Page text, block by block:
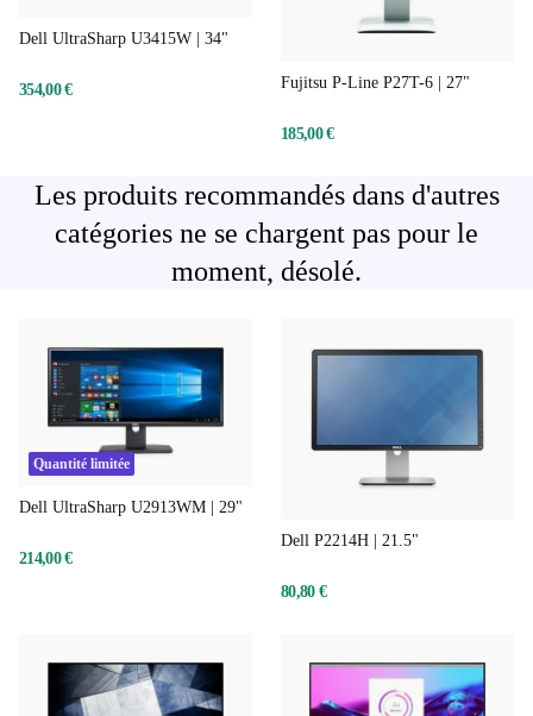
Dell UltraSharp U3415W | 34"
354,00 € Fujitsu P-Line P27T-6 | 27"
185,00 €
Les produits recommandés dans d'autres
catégories ne se chargent pas pour le
moment, désolé.
Quantité limitée
Dell UltraSharp U2913WM | 29"
214,00 €
Dell P2214H | 21.5"
80,80 €